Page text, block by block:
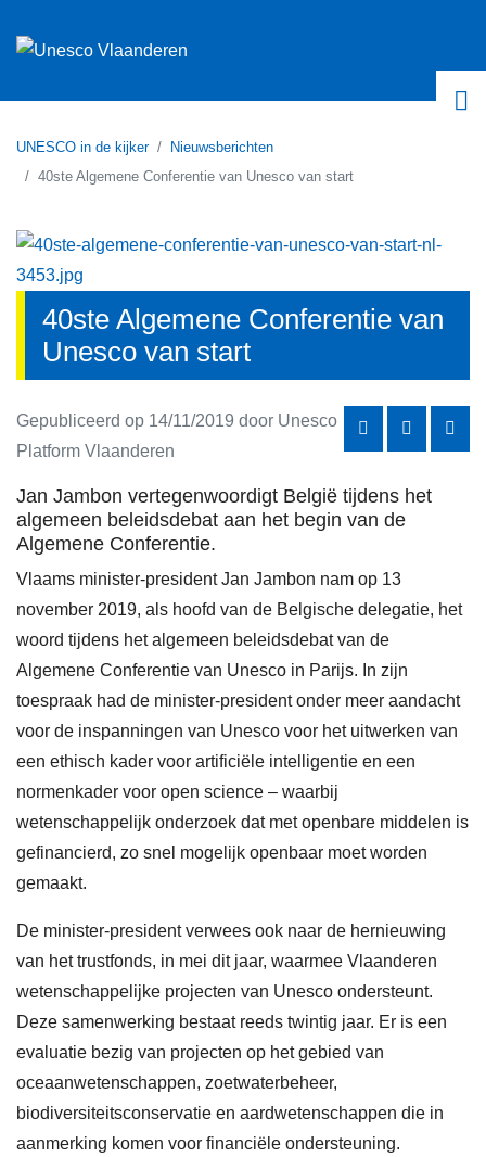
immaterieel cultureel erfgoed
culturele diversiteit
duurzame ontwikkeling
persvrijheid
oceanen
vrije meningsuiting
gender
jongeren
klimaatverandering
mensenrechten
recht op onderwijs
vredescultuur
onderwijs in noodsituaties
waterbeheer
afrika
onderwijs voor allen
cultuurobjecten
documentair erfgoed
informatiemaatschappij
UNESCO in de kijker
UNESCO in Vlaanderen
Vlaanderen steunt UNESCO
UNESCO-thema's
UNESCO in de kijker
Nieuwsberichten
40ste Algemene Conferentie van Unesco van start
40ste Algemene Conferentie van
Unesco van start
Gepubliceerd op 14/11/2019 door Unesco
Platform Vlaanderen
Jan Jambon vertegenwoordigt België tijdens het
algemeen beleidsdebat aan het begin van de
Algemene Conferentie.
Vlaams minister-president Jan Jambon nam op 13
november 2019, als hoofd van de Belgische delegatie, het
woord tijdens het algemeen beleidsdebat van de
Algemene Conferentie van Unesco in Parijs. In zijn
toespraak had de minister-president onder meer aandacht
voor de inspanningen van Unesco voor het uitwerken van
een ethisch kader voor artificiële intelligentie en een
normenkader voor open science – waarbij
wetenschappelijk onderzoek dat met openbare middelen is
gefinancierd, zo snel mogelijk openbaar moet worden
gemaakt.
De minister-president verwees ook naar de hernieuwing
van het trustfonds, in mei dit jaar, waarmee Vlaanderen
wetenschappelijke projecten van Unesco ondersteunt.
Deze samenwerking bestaat reeds twintig jaar. Er is een
evaluatie bezig van projecten op het gebied van
oceaanwetenschappen, zoetwaterbeheer,
biodiversiteitsconservatie en aardwetenschappen die in
aanmerking komen voor financiële ondersteuning.